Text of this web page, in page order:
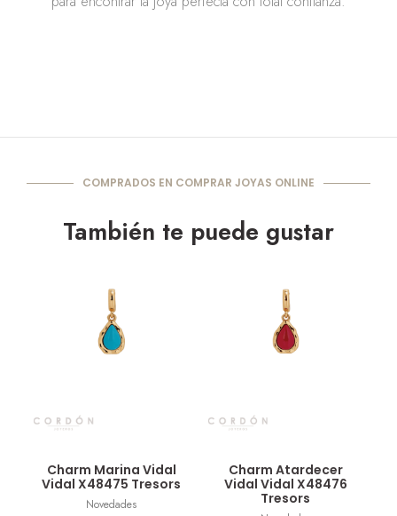
COMPRADOS EN COMPRAR JOYAS ONLINE
También te puede gustar
Charm Marina Vidal
Vidal X48475 Tresors
Novedades
Charm Atardecer
Vidal Vidal X48476
Tresors